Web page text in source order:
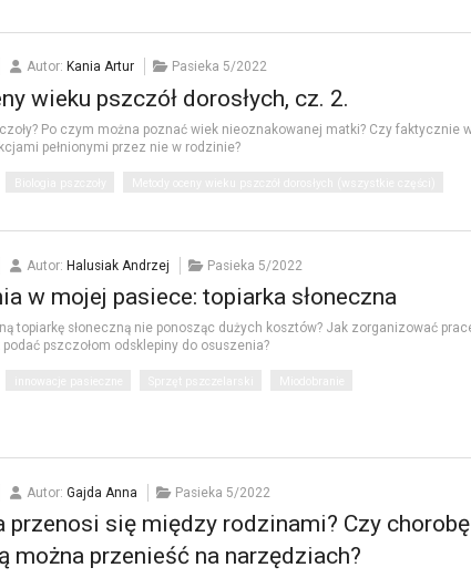
Autor: Kania Artur Pasieka 5/2022
wieku pszczół dorosłych, cz. 2.
Po czym można poznać wiek nieoznakowanej matki? Czy faktycznie
pełnionymi przez nie w rodzinie?
Autor: Halusiak Andrzej Pasieka 5/2022
w mojej pasiece: topiarka słoneczna
topiarkę słoneczną nie ponosząc dużych kosztów? Jak zorganizować
pszczołom odsklepiny do osuszenia?
Autor: Gajda Anna Pasieka 5/2022
przenosi się między rodzinami? Czy chorobę
można przenieść na narzędziach?